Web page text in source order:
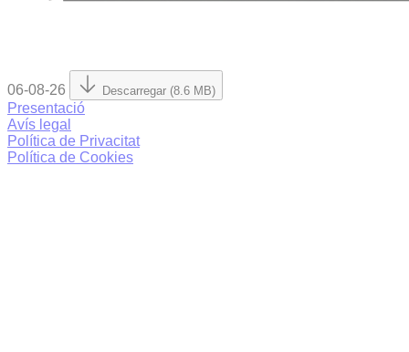
06-08-26 Descarregar (8.6 MB)
Presentació
Avís legal
Política de Privacitat
Política de Cookies